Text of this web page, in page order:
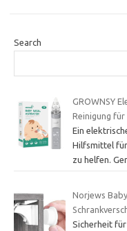
Search
GROWNSY
Reinigung
Ein
Hilfsmittel
zu helfen.
Norjews
Sicherheit